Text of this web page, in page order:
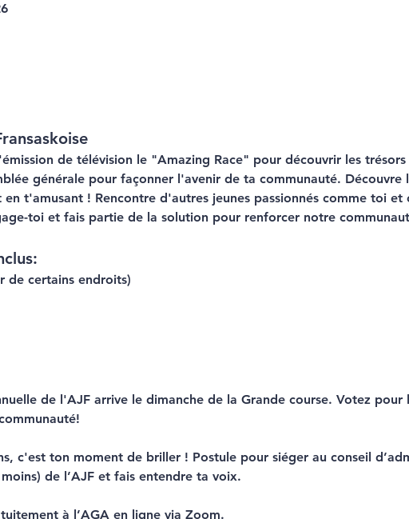
de télévision le "Amazing Race" pour découvrir les trésors
générale pour façonner l'avenir de ta communauté. Découvre
t'amusant ! Rencontre d'autres jeunes passionnés comme toi et
toi et fais partie de la solution pour renforcer notre
de certains endroits)
de l'AJF arrive le dimanche de la Grande course. Votez pour
c'est ton moment de briller ! Postule pour siéger au conseil
de l’AJF et fais entendre ta voix.
à l’AGA en ligne via Zoom.